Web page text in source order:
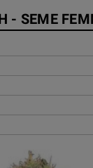
- SEME